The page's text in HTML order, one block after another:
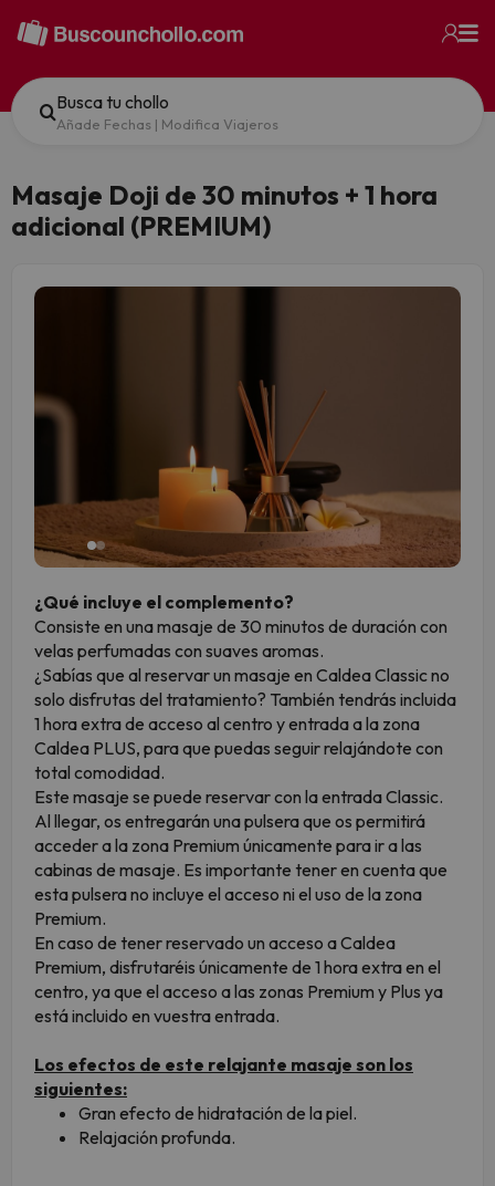
Busca tu chollo
Añade Fechas | Modifica Viajeros
Masaje Doji de 30 minutos + 1 hora
adicional (PREMIUM)
¿Qué incluye el complemento?
Consiste en una masaje de 30 minutos de duración con
velas perfumadas con suaves aromas.
¿Sabías que al reservar un masaje en Caldea Classic no
solo disfrutas del tratamiento? También tendrás incluida
1 hora extra de acceso al centro y entrada a la zona
Caldea PLUS, para que puedas seguir relajándote con
total comodidad.
Este masaje se puede reservar con la entrada Classic.
Al llegar, os entregarán una pulsera que os permitirá
acceder a la zona Premium únicamente para ir a las
cabinas de masaje. Es importante tener en cuenta que
esta pulsera no incluye el acceso ni el uso de la zona
Premium.
En caso de tener reservado un acceso a Caldea
Premium, disfrutaréis únicamente de 1 hora extra en el
centro, ya que el acceso a las zonas Premium y Plus ya
está incluido en vuestra entrada.
Los efectos de este relajante masaje son los
siguientes:
Gran efecto de hidratación de la piel.
Relajación profunda.